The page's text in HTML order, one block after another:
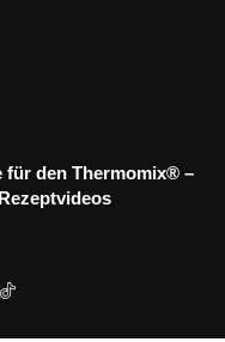
für den Thermomix® –